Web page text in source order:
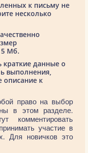
к письму не
несколько
5 Мб.
краткие данные о
выполнения,
описание к
право на выбор
в этом разделе.
комментировать
участие в
Для новичков это